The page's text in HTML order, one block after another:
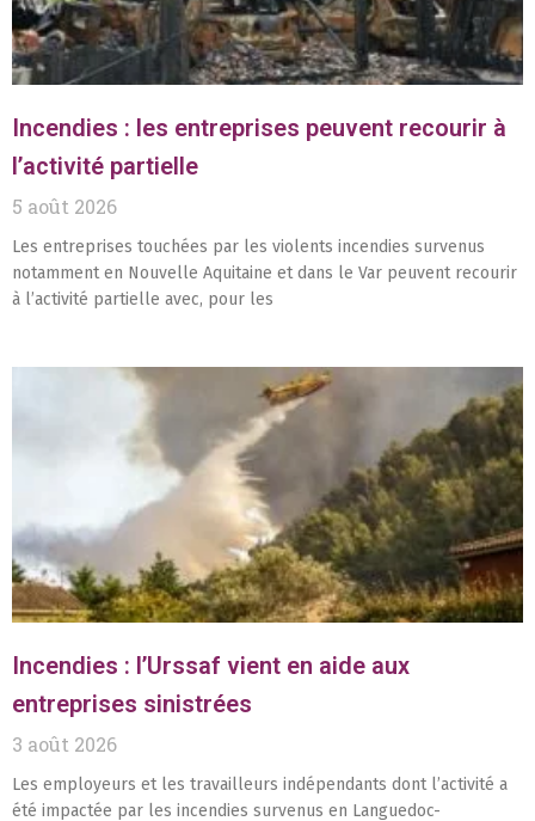
Incendies : les entreprises peuvent recourir à
l’activité partielle
5 août 2026
Les entreprises touchées par les violents incendies survenus
notamment en Nouvelle Aquitaine et dans le Var peuvent recourir
à l’activité partielle avec, pour les
Incendies : l’Urssaf vient en aide aux
entreprises sinistrées
3 août 2026
Les employeurs et les travailleurs indépendants dont l’activité a
été impactée par les incendies survenus en Languedoc-